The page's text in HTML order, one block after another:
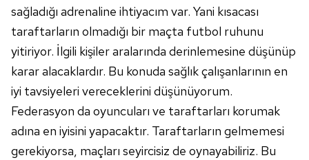
sağladığı adrenaline ihtiyacım var. Yani kısacası
taraftarların olmadığı bir maçta futbol ruhunu
yitiriyor. İlgili kişiler aralarında derinlemesine düşünüp
karar alacaklardır. Bu konuda sağlık çalışanlarının en
iyi tavsiyeleri vereceklerini düşünüyorum.
Federasyon da oyuncuları ve taraftarları korumak
adına en iyisini yapacaktır. Taraftarların gelmemesi
gerekiyorsa, maçları seyircisiz de oynayabiliriz. Bu